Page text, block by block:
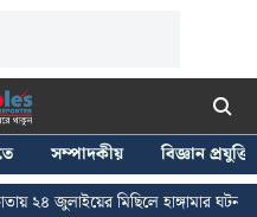
সম্পাদকীয়
বিজ্ঞান প্রযুক্তি
হাঙ্গামার ঘটনায় ধৃত ১৬ জনের